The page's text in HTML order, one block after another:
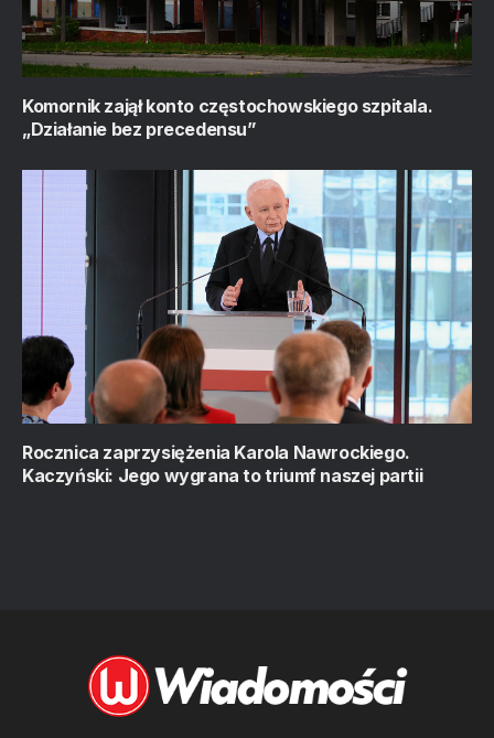
Komornik zajął konto częstochowskiego szpitala.
„Działanie bez precedensu”
Rocznica zaprzysiężenia Karola Nawrockiego.
Kaczyński: Jego wygrana to triumf naszej partii